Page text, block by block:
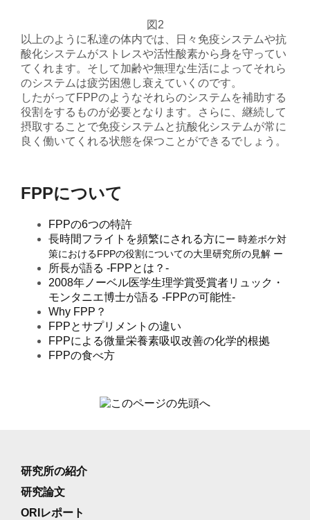
図2
以上のように私達の体内では、日々免疫システムや抗
酸化システムがストレスや活性酸素から身を守ってい
てくれます。そして加齢や無理な生活によってそれら
のシステムは疲労困憊し衰えていくのです。
したがってFPPのようなそれらのシステムを補助する
役割をするものが必要となります。さらに、継続して
摂取することで免疫システムと抗酸化システムが常に
良く働いてくれる状態を保つことができるでしょう。
FPPについて
FPPの6つの特許
長時間フライトを頻繁にされる方にー 時差ボケ対
策におけるFPPの役割についての大里研究所の見解 ー
所長が語る -FPPとは？-
2008年ノーベル医学生理学賞受賞者リュック・
モンタニエ博士が語る -FPPの可能性-
Why FPP？
FPPとサプリメントの違い
FPPによる微量栄養素吸収改善の化学的根拠
FPPの食べ方
研究所の紹介
研究論文
ORIレポート